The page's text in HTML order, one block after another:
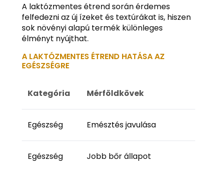
A laktózmentes étrend során érdemes
felfedezni az új ízeket és textúrákat is, hiszen
sok növényi alapú termék különleges
élményt nyújthat.
A LAKTÓZMENTES ÉTREND HATÁSA AZ
EGÉSZSÉGRE
Kategória Mérföldkövek
Egészség Emésztés javulása
Egészség Jobb bőr állapot